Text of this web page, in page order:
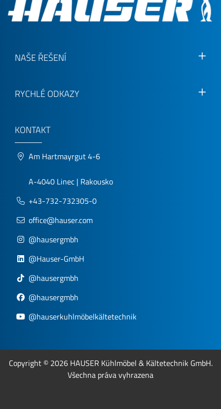
NAŠE ŘEŠENÍ
RYCHLÉ ODKAZY
KONTAKT
Am Hartmayrgut 4-6
A-4040 Linec | Rakousko
+43-732-732305-0
office@hauser.com
@hausergmbh
@Hauser-GmbH
@hausergmbh
@hausergmbh
@hauserkuhlmöbelkältetechnik
Copyright © 2026 HAUSER Kühlmöbel & Kältetechnik GmbH.
Všechna práva vyhrazena